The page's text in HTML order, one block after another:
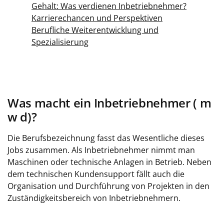
Gehalt: Was verdienen Inbetriebnehmer?
Karrierechancen und Perspektiven
Berufliche Weiterentwicklung und
Spezialisierung
Was macht ein Inbetriebnehmer ( m
w d)?
Die Berufsbezeichnung fasst das Wesentliche dieses
Jobs zusammen. Als Inbetriebnehmer nimmt man
Maschinen oder technische Anlagen in Betrieb. Neben
dem technischen Kundensupport fällt auch die
Organisation und Durchführung von Projekten in den
Zuständigkeitsbereich von Inbetriebnehmern.